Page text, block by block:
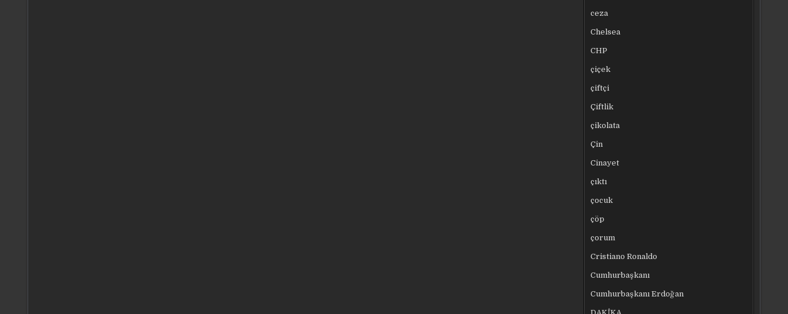
ceza
Chelsea
CHP
çiçek
çiftçi
Çiftlik
çikolata
Çin
Cinayet
çıktı
çocuk
çöp
çorum
Cristiano Ronaldo
Cumhurbaşkanı
Cumhurbaşkanı Erdoğan